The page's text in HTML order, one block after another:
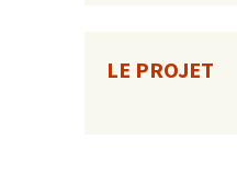
LE PROJET